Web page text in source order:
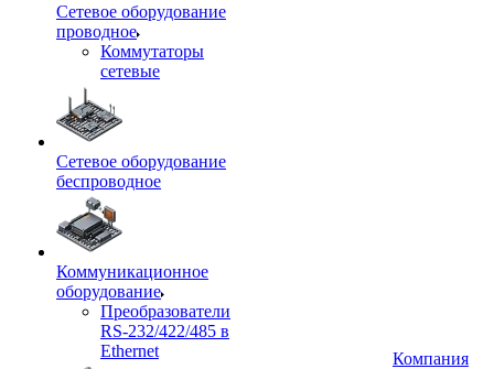
Сетевое оборудование
проводное
Коммутаторы
сетевые
Сетевое оборудование
беспроводное
Коммуникационное
оборудование
Преобразователи
RS-232/422/485 в
Ethernet
Компания